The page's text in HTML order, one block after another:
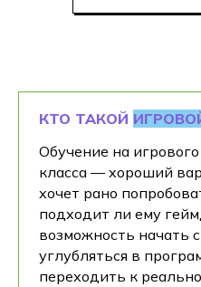
КТО ТАКОЙ
Обучение на
класса — хороший
хочет рано
подходит ли ему
возможность начать
углубляться в
переходить к